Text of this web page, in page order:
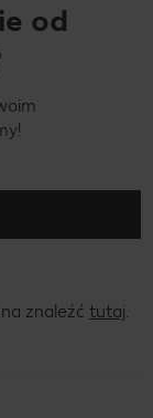
od
znaleźć tutaj.